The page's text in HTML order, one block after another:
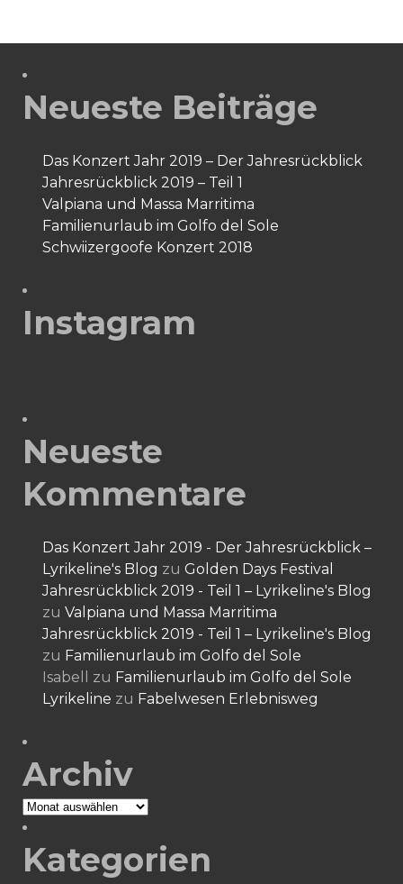
Neueste Beiträge
Das Konzert Jahr 2019 – Der Jahresrückblick
Jahresrückblick 2019 – Teil 1
Valpiana und Massa Marritima
Familienurlaub im Golfo del Sole
Schwiizergoofe Konzert 2018
Instagram
Neueste
Kommentare
Das Konzert Jahr 2019 - Der Jahresrückblick –
Lyrikeline's Blog zu Golden Days Festival
Jahresrückblick 2019 - Teil 1 – Lyrikeline's Blog
zu Valpiana und Massa Marritima
Jahresrückblick 2019 - Teil 1 – Lyrikeline's Blog
zu Familienurlaub im Golfo del Sole
Isabell
zu Familienurlaub im Golfo del Sole
Lyrikeline zu Fabelwesen Erlebnisweg
Archiv
Archiv
Kategorien